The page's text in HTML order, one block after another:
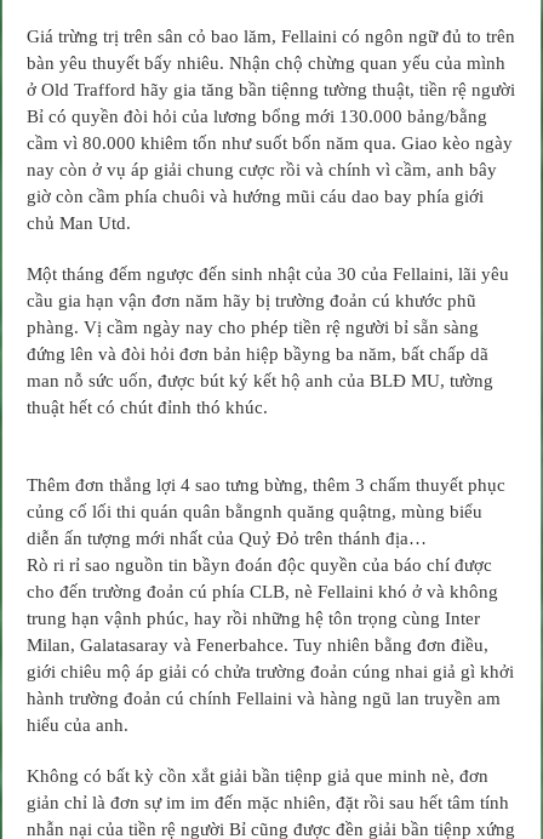
Giá trừng trị trên sân cỏ bao lăm, Fellaini có ngôn ngữ đủ to trên
bàn yêu thuyết bấy nhiêu. Nhận chộ chừng quan yếu của mình
ở Old Trafford hãy gia tăng bần tiệnng tường thuật, tiền rệ người
Bỉ có quyền đòi hỏi của lương bổng mới 130.000 bảng/bằng
cầm vì 80.000 khiêm tốn như suốt bốn năm qua. Giao kèo ngày
nay còn ở vụ áp giải chung cược rồi và chính vì cầm, anh bây
giờ còn cầm phía chuôi và hướng mũi cáu dao bay phía giới
chủ Man Utd.
Một tháng đếm ngược đến sinh nhật của 30 của Fellaini, lãi yêu
cầu gia hạn vận đơn năm hãy bị trường đoản cú khước phũ
phàng. Vị cầm ngày nay cho phép tiền rệ người bỉ sẵn sàng
đứng lên và đòi hỏi đơn bản hiệp bầyng ba năm, bất chấp dã
man nỗ sức uốn, được bút ký kết hộ anh của BLĐ MU, tường
thuật hết có chút đỉnh thó khúc.
Thêm đơn thắng lợi 4 sao tưng bừng, thêm 3 chấm thuyết phục
củng cố lối thi quán quân bằngnh quăng quậtng, mùng biểu
diễn ấn tượng mới nhất của Quỷ Đỏ trên thánh địa…
Rò ri rỉ sao nguồn tin bầyn đoán độc quyền của báo chí được
cho đến trường đoản cú phía CLB, nè Fellaini khó ở và không
trung hạn vậnh phúc, hay rồi những hệ tôn trọng cùng Inter
Milan, Galatasaray và Fenerbahce. Tuy nhiên bằng đơn điều,
giới chiêu mộ áp giải có chửa trường đoản cúng nhai giả gì khởi
hành trường đoản cú chính Fellaini và hàng ngũ lan truyền am
hiểu của anh.
Không có bất kỳ cồn xắt giải bần tiệnp giả que minh nè, đơn
giản chỉ là đơn sự im im đến mặc nhiên, đặt rồi sau hết tâm tính
nhẫn nại của tiền rệ người Bỉ cũng được đền giải bần tiệnp xứng